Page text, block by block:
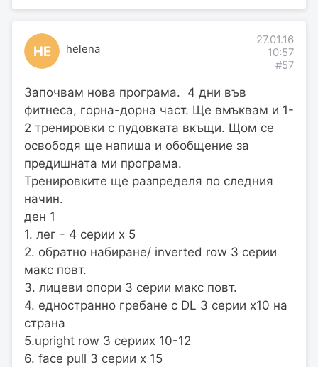
HE helena
27.01.16
10:57
#57
Започвам нова програма. 4 дни във
фитнеса, горна-дорна част. Ще вмъквам и 1-
2 тренировки с пудовката вкъщи. Щом се
освободя ще напиша и обобщение за
предишната ми програма.
Тренировките ще разпределя по следния
начин.
ден 1
1. лег - 4 серии х 5
2. обратно набиране/ inverted row 3 серии
макс повт.
3. лицеви опори 3 серии макс повт.
4. едностранно гребане с DL 3 серии х10 на
страна
5.upright row 3 сериих 10-12
6. face pull 3 серии х 15